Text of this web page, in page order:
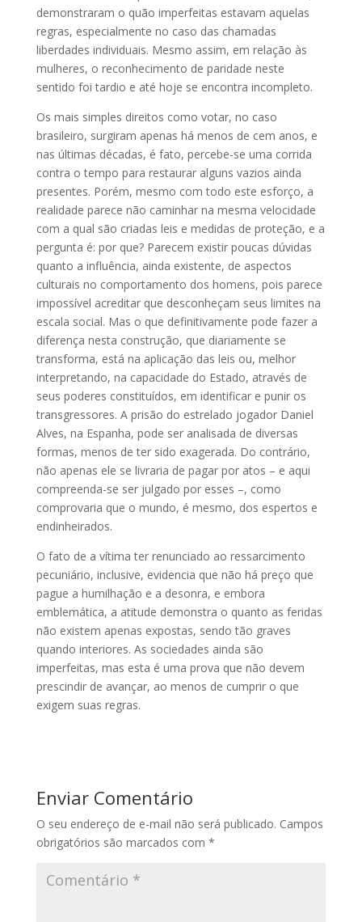
demonstraram o quão imperfeitas estavam aquelas
regras, especialmente no caso das chamadas
liberdades individuais. Mesmo assim, em relação às
mulheres, o reconhecimento de paridade neste
sentido foi tardio e até hoje se encontra incompleto.
Os mais simples direitos como votar, no caso
brasileiro, surgiram apenas há menos de cem anos, e
nas últimas décadas, é fato, percebe-se uma corrida
contra o tempo para restaurar alguns vazios ainda
presentes. Porém, mesmo com todo este esforço, a
realidade parece não caminhar na mesma velocidade
com a qual são criadas leis e medidas de proteção, e a
pergunta é: por que? Parecem existir poucas dúvidas
quanto a influência, ainda existente, de aspectos
culturais no comportamento dos homens, pois parece
impossível acreditar que desconheçam seus limites na
escala social. Mas o que definitivamente pode fazer a
diferença nesta construção, que diariamente se
transforma, está na aplicação das leis ou, melhor
interpretando, na capacidade do Estado, através de
seus poderes constituídos, em identificar e punir os
transgressores. A prisão do estrelado jogador Daniel
Alves, na Espanha, pode ser analisada de diversas
formas, menos de ter sido exagerada. Do contrário,
não apenas ele se livraria de pagar por atos – e aqui
compreenda-se ser julgado por esses –, como
comprovaria que o mundo, é mesmo, dos espertos e
endinheirados.
O fato de a vítima ter renunciado ao ressarcimento
pecuniário, inclusive, evidencia que não há preço que
pague a humilhação e a desonra, e embora
emblemática, a atitude demonstra o quanto as feridas
não existem apenas expostas, sendo tão graves
quando interiores. As sociedades ainda são
imperfeitas, mas esta é uma prova que não devem
prescindir de avançar, ao menos de cumprir o que
exigem suas regras.
Enviar Comentário
O seu endereço de e-mail não será publicado. Campos
obrigatórios são marcados com *